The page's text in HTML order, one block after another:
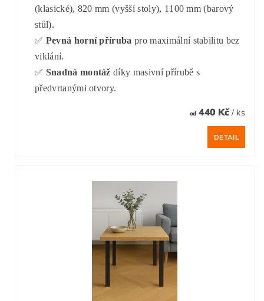
(klasické), 820 mm (vyšší stoly), 1100 mm (barový
stůl).
✅ Pevná horní příruba pro maximální stabilitu bez
viklání.
✅ Snadná montáž díky masivní přírubě s
předvrtanými otvory.
od440 Kč / ks
DETAIL